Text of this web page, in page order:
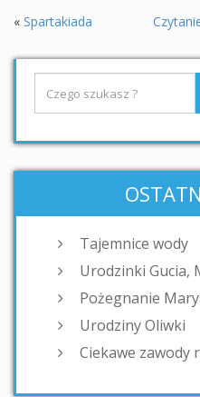
« Spartakiada
Tajemnice wody
Urodzinki Gucia,
Pożegnanie
Urodziny Oliwki
Ciekawe zawody